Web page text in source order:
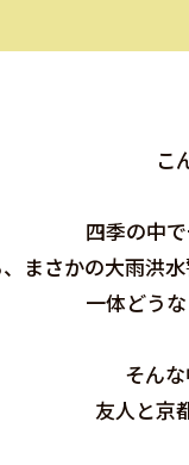
こ
四季の中
まさかの大雨洪
一体どう
そん
友人と京